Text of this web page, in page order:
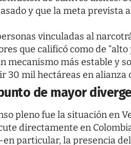
y que la meta prevista
vinculadas al
que calificó como de
mecanismo más estable y
30 mil hectáreas en alianza
de mayor
pleno fue la situación en
directamente en
particular, la presencia